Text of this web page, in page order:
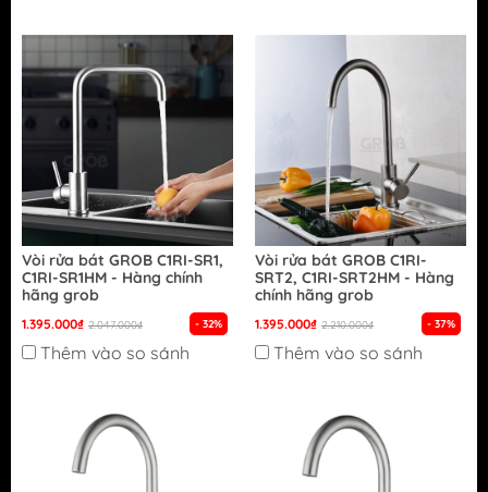
Vòi rửa bát GROB C1RI-SR1,
C1RI-SR1HM - Hàng chính
hãng grob
1.395.000₫ 2.047.000₫ - 32%
Thêm vào so sánh
Vòi rửa bát GROB C1RI-
SRT2, C1RI-SRT2HM - Hàng
chính hãng grob
1.395.000₫ 2.210.000₫ - 37%
Thêm vào so sánh